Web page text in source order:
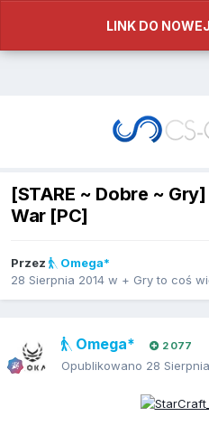
LINK DO
[STARE ~ Dobre ~
War [PC]
Przez
Omega*
28 Sierpnia 2014 w + Gry to coś
Omega* 2 077
Opublikowano 28